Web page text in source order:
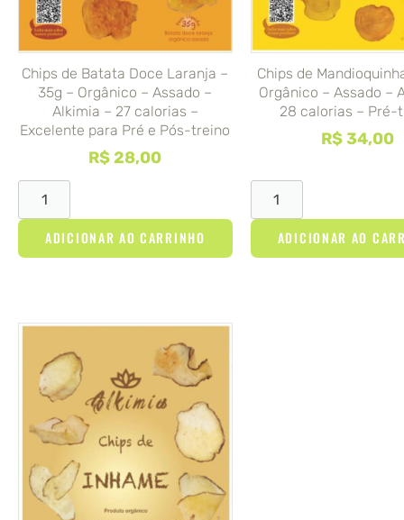
Chips de Batata Doce Laranja –
35g – Orgânico – Assado –
Alkimia – 27 calorias –
Excelente para Pré e Pós-treino
R$28,00
ADICIONAR AO CARRINHO
Chips de
Orgânico – Assado –
28 calorias – Pré-
R$34,00
ADICIONAR AO